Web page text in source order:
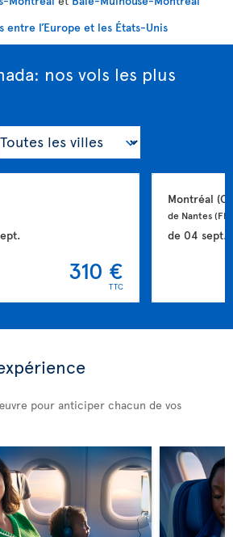
entre l’Europe et les États-Unis
nos vols les plus
310 €
TTC
Montréal
de Nantes (FR)
de 04 sept.
pour anticiper chacun de vos